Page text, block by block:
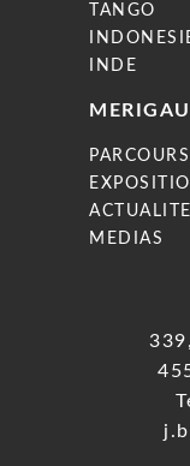
TANGO
INDE
PARCOURS
ACTUALITE
MEDIAS